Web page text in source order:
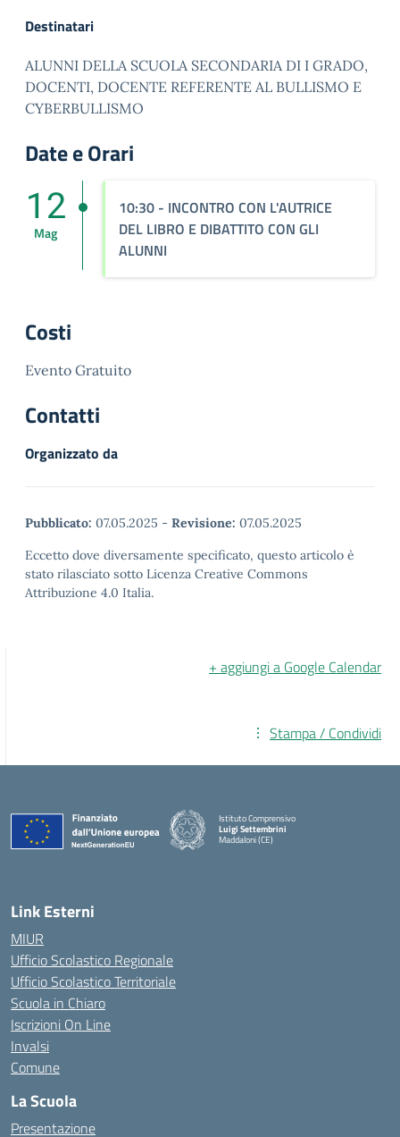
Destinatari
ALUNNI DELLA SCUOLA SECONDARIA DI I GRADO,
DOCENTI, DOCENTE REFERENTE AL BULLISMO E
CYBERBULLISMO
Date e Orari
12
Mag
10:30 - INCONTRO CON L'AUTRICE
DEL LIBRO E DIBATTITO CON GLI
ALUNNI
Costi
Evento Gratuito
Contatti
Organizzato da
Pubblicato: 07.05.2025 - Revisione: 07.05.2025
Eccetto dove diversamente specificato, questo articolo è
stato rilasciato sotto Licenza Creative Commons
Attribuzione 4.0 Italia.
+ aggiungi a Google Calendar
Stampa / Condividi
Istituto Comprensivo
Luigi Settembrini
Maddaloni (CE)
Link Esterni
MIUR
Ufficio Scolastico Regionale
Ufficio Scolastico Territoriale
Scuola in Chiaro
Iscrizioni On Line
Invalsi
Comune
La Scuola
Presentazione